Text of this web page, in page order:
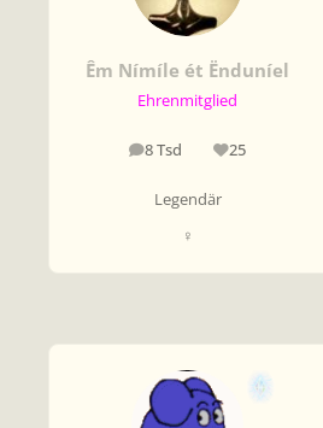
Êm Nímíle ét Ënduníel
Ehrenmitglied
8 Tsd
Beiträge 25
Reputation
Legendär
♀